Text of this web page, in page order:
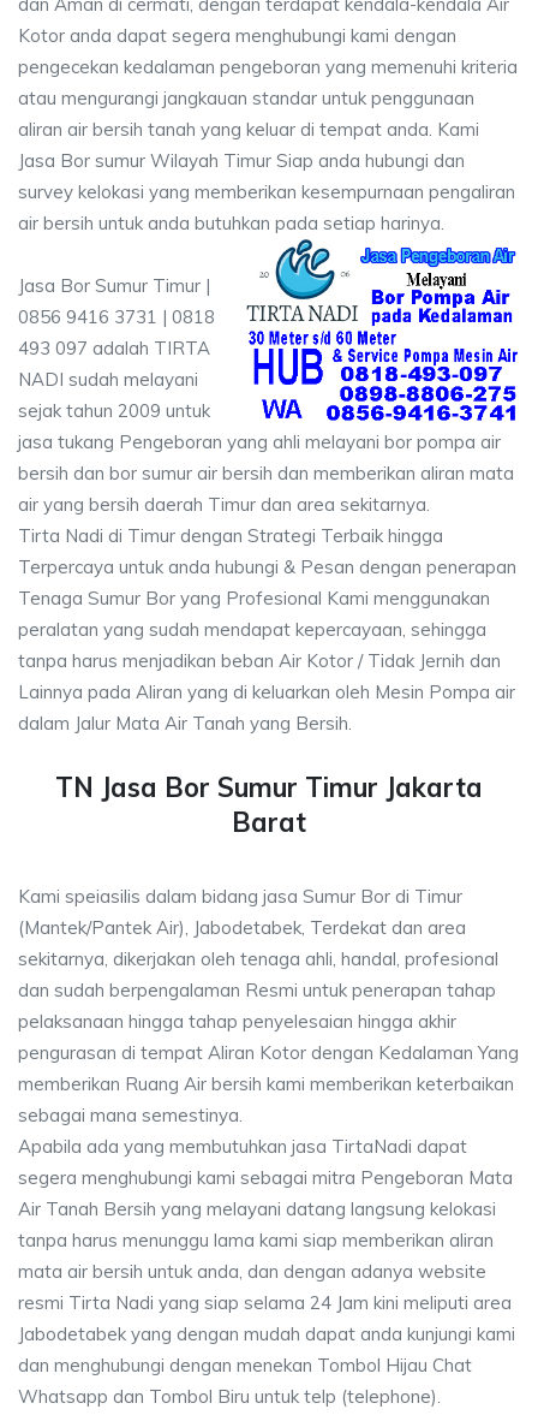
Kotor anda dapat segera menghubungi kami dengan
pengecekan kedalaman pengeboran yang memenuhi kriteria
atau mengurangi jangkauan standar untuk penggunaan
aliran air bersih tanah yang keluar di tempat anda. Kami
Jasa Bor sumur Wilayah Timur Siap anda hubungi dan
survey kelokasi yang memberikan kesempurnaan pengaliran
air bersih untuk anda butuhkan pada setiap harinya.
Jasa Bor Sumur Timur |
0856 9416 3731 | 0818
493 097 adalah TIRTA
NADI sudah melayani
sejak tahun 2009 untuk
jasa tukang Pengeboran yang ahli melayani bor pompa air
bersih dan bor sumur air bersih dan memberikan aliran mata
air yang bersih daerah Timur dan area sekitarnya.
Tirta Nadi di Timur dengan Strategi Terbaik hingga
Terpercaya untuk anda hubungi & Pesan dengan penerapan
Tenaga Sumur Bor yang Profesional Kami menggunakan
peralatan yang sudah mendapat kepercayaan, sehingga
tanpa harus menjadikan beban Air Kotor / Tidak Jernih dan
Lainnya pada Aliran yang di keluarkan oleh Mesin Pompa air
dalam Jalur Mata Air Tanah yang Bersih.
TN Jasa Bor Sumur Timur Jakarta
Barat
Kami speiasilis dalam bidang jasa Sumur Bor di Timur
(Mantek/Pantek Air), Jabodetabek, Terdekat dan area
sekitarnya, dikerjakan oleh tenaga ahli, handal, profesional
dan sudah berpengalaman Resmi untuk penerapan tahap
pelaksanaan hingga tahap penyelesaian hingga akhir
pengurasan di tempat Aliran Kotor dengan Kedalaman Yang
memberikan Ruang Air bersih kami memberikan keterbaikan
sebagai mana semestinya.
Apabila ada yang membutuhkan jasa TirtaNadi dapat
segera menghubungi kami sebagai mitra Pengeboran Mata
Air Tanah Bersih yang melayani datang langsung kelokasi
tanpa harus menunggu lama kami siap memberikan aliran
mata air bersih untuk anda, dan dengan adanya website
resmi Tirta Nadi yang siap selama 24 Jam kini meliputi area
Jabodetabek yang dengan mudah dapat anda kunjungi kami
dan menghubungi dengan menekan Tombol Hijau Chat
Whatsapp dan Tombol Biru untuk telp (telephone).